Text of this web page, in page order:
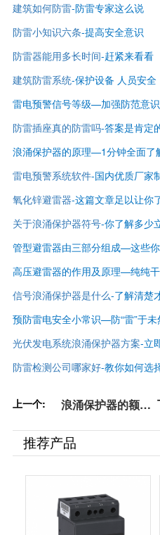
建筑如何防雷-防雷专家这么说
防雷小知识六条-提高安全意识
防雷器能用多长时间-赶紧来看看
建筑防雷系统-保护设备 人员安全
雷电预警信号等级—加强防范意识
防雷插座真的防雷吗-答案是肯定
浪涌保护器的原理—1分钟全面了
雷电预警系统软件-国内优质厂家
氧化锌避雷器-这篇文章足以让你
关于浪涌保护器符号-你了解多少
管型避雷器由三部分组成—这些
高压避雷器的作用及原理—纯纯
信号浪涌保护器是什么-了解清楚
预防雷电安全小常识—防“雷”于
光伏发电系统浪涌保护器方案-立
防雷检测公司哪家好-教你如何选
上一个:
浪涌保护器的额定
秒懂【杭州易造】
推荐产品